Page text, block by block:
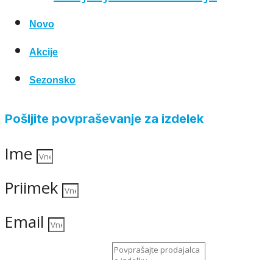
Novo
Akcije
Sezonsko
Pošljite povpraševanje za izdelek
Ime
Priimek
Email